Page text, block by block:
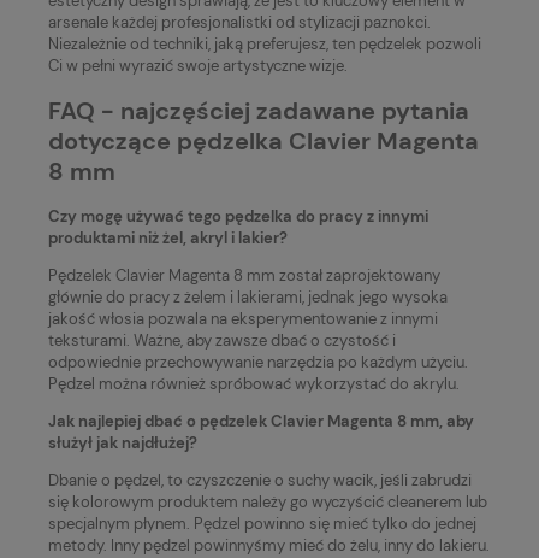
arsenale każdej profesjonalistki od stylizacji paznokci.
Niezależnie od techniki, jaką preferujesz, ten pędzelek pozwoli
Ci w pełni wyrazić swoje artystyczne wizje.
FAQ - najczęściej zadawane pytania
dotyczące pędzelka Clavier Magenta
8 mm
Czy mogę używać tego pędzelka do pracy z innymi
produktami niż żel, akryl i lakier?
Pędzelek Clavier Magenta 8 mm został zaprojektowany
głównie do pracy z żelem i lakierami, jednak jego wysoka
jakość włosia pozwala na eksperymentowanie z innymi
teksturami. Ważne, aby zawsze dbać o czystość i
odpowiednie przechowywanie narzędzia po każdym użyciu.
Pędzel można również spróbować wykorzystać do akrylu.
Jak najlepiej dbać o pędzelek Clavier Magenta 8 mm, aby
służył jak najdłużej?
Dbanie o pędzel, to czyszczenie o suchy wacik, jeśli zabrudzi
się kolorowym produktem należy go wyczyścić cleanerem lub
specjalnym płynem. Pędzel powinno się mieć tylko do jednej
metody. Inny pędzel powinnyśmy mieć do żelu, inny do lakieru.